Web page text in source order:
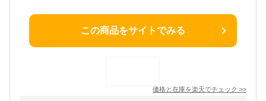
この商品をサイトでみる
価格と在庫を楽天でチェック >>